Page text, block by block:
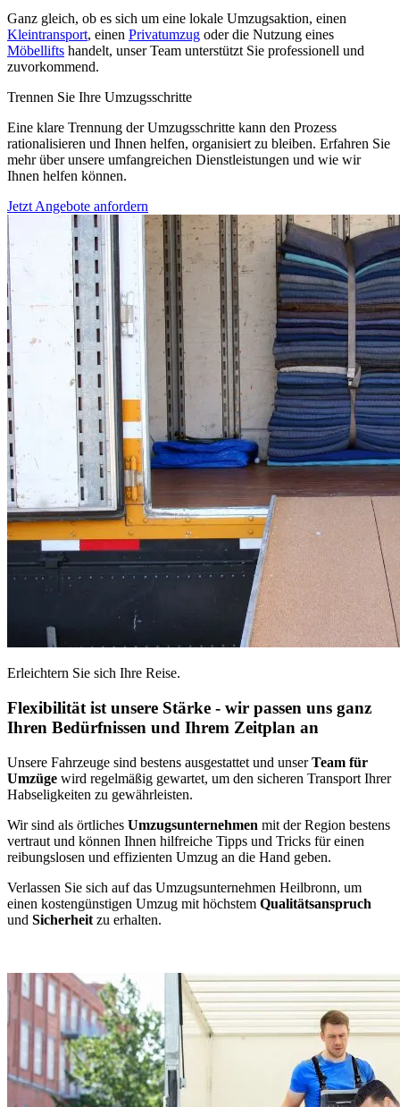
Ganz gleich, ob es sich um eine lokale Umzugsaktion, einen
Kleintransport, einen Privatumzug oder die Nutzung eines
Möbellifts handelt, unser Team unterstützt Sie professionell und
zuvorkommend.
Trennen Sie Ihre Umzugsschritte
Eine klare Trennung der Umzugsschritte kann den Prozess
rationalisieren und Ihnen helfen, organisiert zu bleiben. Erfahren Sie
mehr über unsere umfangreichen Dienstleistungen und wie wir
Ihnen helfen können.
Jetzt Angebote anfordern
Erleichtern Sie sich Ihre Reise.
Flexibilität ist unsere Stärke - wir passen uns ganz
Ihren Bedürfnissen und Ihrem Zeitplan an
Unsere Fahrzeuge sind bestens ausgestattet und unserTeam für
Umzüge wird regelmäßig gewartet, um den sicheren Transport Ihrer
Habseligkeiten zu gewährleisten.
Wir sind als örtliches Umzugsunternehmen mit der Region bestens
vertraut und können Ihnen hilfreiche Tipps und Tricks für einen
reibungslosen und effizienten Umzug an die Hand geben.
Verlassen Sie sich auf das Umzugsunternehmen Heilbronn, um
einen kostengünstigen Umzug mit höchstem Qualitätsanspruch
und Sicherheit zu erhalten.